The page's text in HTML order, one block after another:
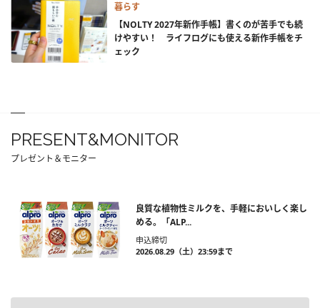
暮らす
【NOLTY 2027年新作手帳】書くのが苦手でも続
けやすい！ ライフログにも使える新作手帳をチ
ェック
PRESENT&MONITOR
プレゼント＆モニター
良質な植物性ミルクを、手軽においしく楽し
める。「ALP...
申込締切
2026.08.29（土）23:59まで